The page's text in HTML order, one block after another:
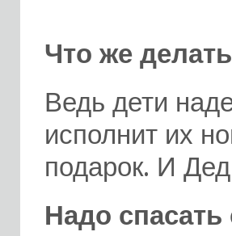
Что же
Ведь дети
исполнит их
подарок. И
Надо